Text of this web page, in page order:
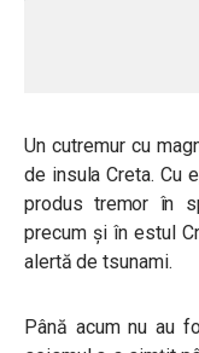
Un cutremur cu
de insula Creta. Cu
produs tremor în
precum și în estul
alertă de tsunami.
Până acum nu au